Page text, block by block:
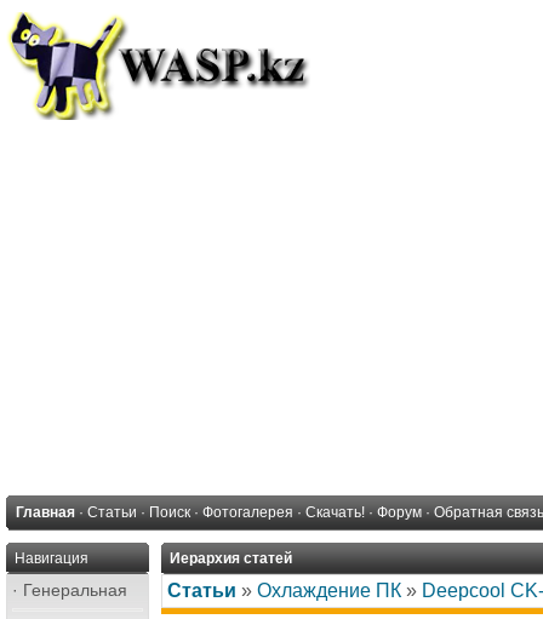
Главная · Статьи · Поиск · Фотогалерея · Скачать! · Форум · Обратная связь
Навигация
· Генеральная
Иерархия статей
Статьи » Охлаждение ПК » Deepcool